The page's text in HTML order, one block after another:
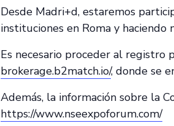
Desde Madri+d, estaremos
instituciones en Roma y
Es necesario proceder al registro
brokerage.b2match.io/, donde se
Además, la información sobre la
https://www.nseexpoforum.com/